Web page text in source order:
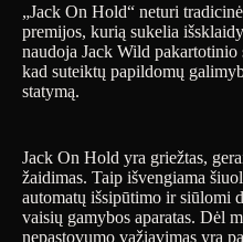
„Jack On Hold“ neturi
premijos, kurią sukelia
naudoja Jack Wild pakartotinio
kad suteiktų papildomų
statymą.
Jack On Hold yra griežtas,
žaidimas. Taip išvengiama
automatų išsipūtimo ir siūlomi
vaisių gamybos aparatas. Dėl
nepastovumo važiavimas yra